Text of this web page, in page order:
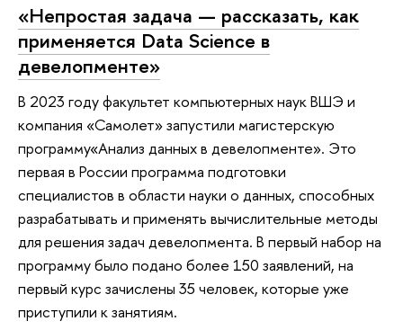
«Непростая задача — рассказать, как
применяется Data Science в
девелопменте»
В 2023 году факультет компьютерных наук ВШЭ и
компания «Самолет» запустили магистерскую
программу«Анализ данных в девелопменте». Это
первая в России программа подготовки
специалистов в области науки о данных, способных
разрабатывать и применять вычислительные методы
для решения задач девелопмента. В первый набор на
программу было подано более 150 заявлений, на
первый курс зачислены 35 человек, которые уже
приступили к занятиям.